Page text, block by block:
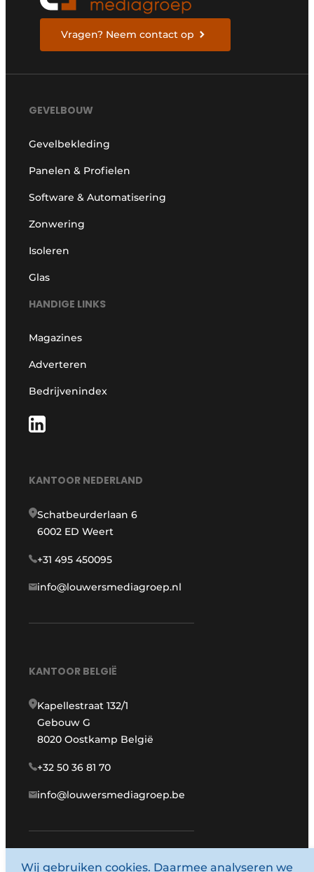
Vragen? Neem contact op
GEVELBOUW
Gevelbekleding
Panelen & Profielen
Software & Automatisering
Zonwering
Isoleren
Glas
HANDIGE LINKS
Magazines
Adverteren
Bedrijvenindex
KANTOOR NEDERLAND
Schatbeurderlaan 6
6002 ED Weert
+31 495 450095
info@louwersmediagroep.nl
KANTOOR BELGIË
Kapellestraat 132/1
Gebouw G
8020 Oostkamp België
+32 50 36 81 70
info@louwersmediagroep.be
www.louwersmediagroep.com
Wij gebruiken cookies. Daarmee analyseren we